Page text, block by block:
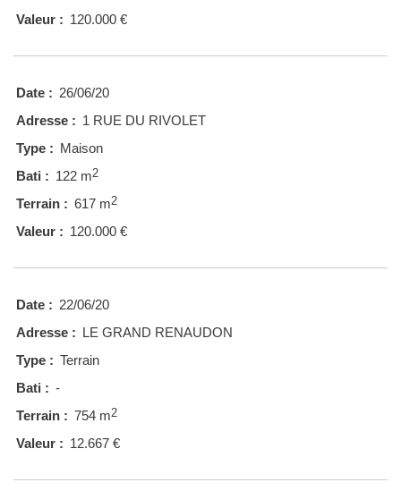
Valeur : 120.000 €
Date : 26/06/20
Adresse : 1 RUE DU RIVOLET
Type : Maison
Bati : 122 m2
Terrain : 617 m2
Valeur : 120.000 €
Date : 22/06/20
Adresse : LE GRAND RENAUDON
Type : Terrain
Bati : -
Terrain : 754 m2
Valeur : 12.667 €